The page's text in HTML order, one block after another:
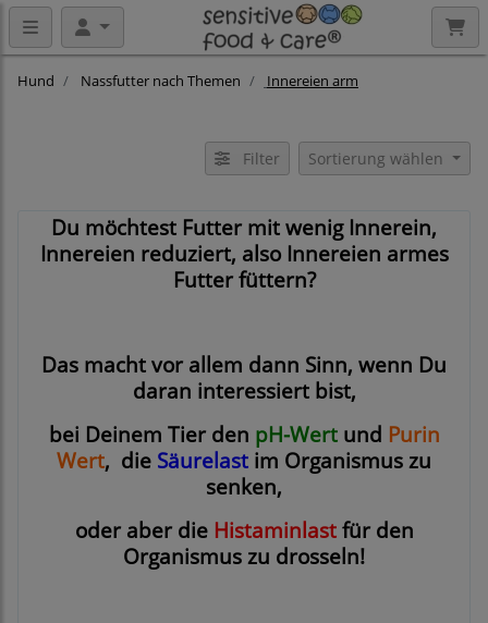
Hund Nassfutter nach Themen Innereien arm
Sortierung wählen
Filter
Du möchtest Futter mit wenig Innerein,
Innereien reduziert, also Innereien armes
Futter füttern?
Das macht vor allem dann Sinn, wenn Du
daran interessiert bist,
bei Deinem Tier den pH-Wertund Purin
Wert, die Säurelast im Organismus zu
senken,
oder aber die Histaminlast für den
Organismus zu drosseln!